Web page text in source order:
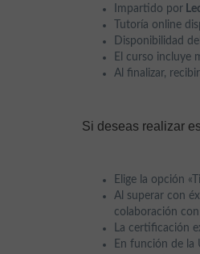
Impartido por
Tutoría online
Disponibilidad
El curso incluye
Al finalizar,
Si deseas realizar
Elige la opción
Al superar con
colaboración
La certificación
En función de la